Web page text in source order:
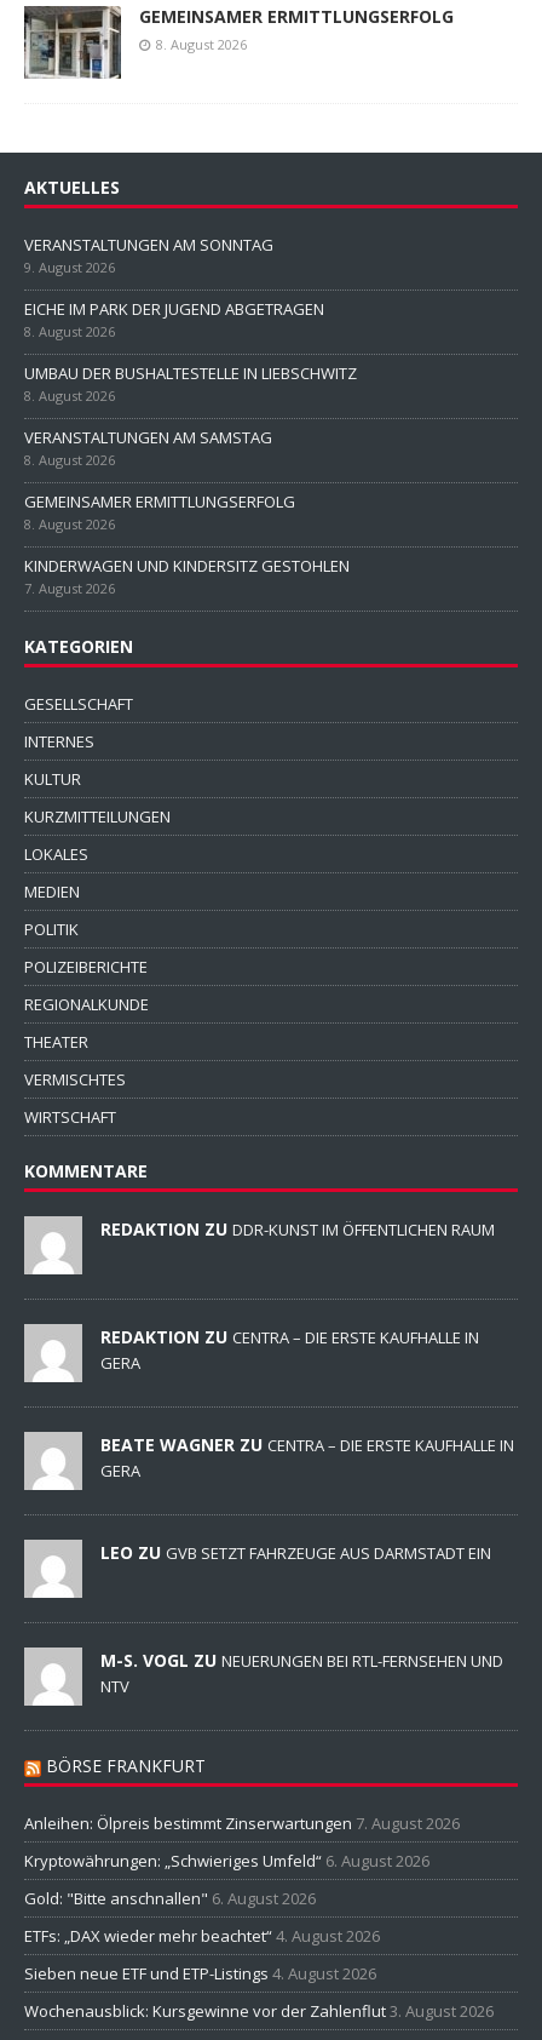
GEMEINSAMER ERMITTLUNGSERFOLG
8. August 2026
AKTUELLES
VERANSTALTUNGEN AM SONNTAG
9. August 2026
EICHE IM PARK DER JUGEND ABGETRAGEN
8. August 2026
UMBAU DER BUSHALTESTELLE IN LIEBSCHWITZ
8. August 2026
VERANSTALTUNGEN AM SAMSTAG
8. August 2026
GEMEINSAMER ERMITTLUNGSERFOLG
8. August 2026
KINDERWAGEN UND KINDERSITZ GESTOHLEN
7. August 2026
KATEGORIEN
GESELLSCHAFT
INTERNES
KULTUR
KURZMITTEILUNGEN
LOKALES
MEDIEN
POLITIK
POLIZEIBERICHTE
REGIONALKUNDE
THEATER
VERMISCHTES
WIRTSCHAFT
KOMMENTARE
REDAKTION ZU DDR-KUNST IM ÖFFENTLICHEN RAUM
REDAKTION ZU CENTRA – DIE ERSTE KAUFHALLE IN
GERA
BEATE WAGNER ZU CENTRA – DIE ERSTE KAUFHALLE IN
GERA
LEO ZU GVB SETZT FAHRZEUGE AUS DARMSTADT EIN
M-S. VOGL ZU NEUERUNGEN BEI RTL-FERNSEHEN UND
NTV
BÖRSE FRANKFURT
Anleihen: Ölpreis bestimmt Zinserwartungen 7. August 2026
Kryptowährungen: „Schwieriges Umfeld“ 6. August 2026
Gold: "Bitte anschnallen" 6. August 2026
ETFs: „DAX wieder mehr beachtet“4. August 2026
Sieben neue ETF und ETP-Listings 4. August 2026
Wochenausblick: Kursgewinne vor der Zahlenflut3. August 2026